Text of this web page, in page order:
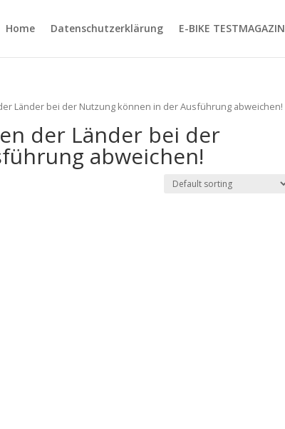
Home Datenschutzerklärung E-BIKE TESTMAGAZIN
Länder bei der Nutzung können in der Ausführung abweichen!
der Länder bei der
abweichen!